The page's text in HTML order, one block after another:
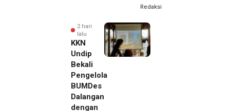
Redaksi
2 hari
lalu
KKN
Undip
Bekali
Pengelola
BUMDes
Dalangan
dengan